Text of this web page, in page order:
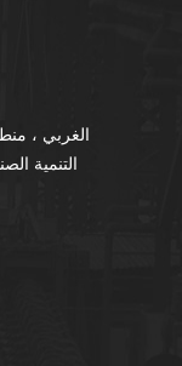
التنمية